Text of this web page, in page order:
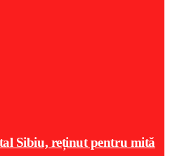
Sibiu, reținut pentru mită